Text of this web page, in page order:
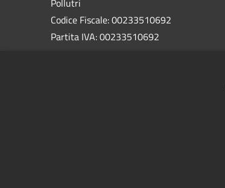
Codice Fiscale: 00233510692
Partita IVA: 00233510692